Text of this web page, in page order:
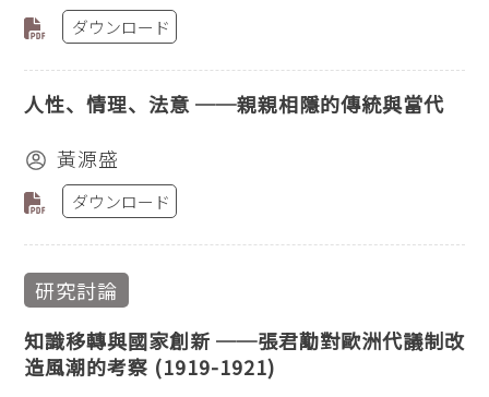
ダウンロード
人性、情理、法意 ──親親相隱的傳統與當代
黃源盛
ダウンロード
研究討論
知識移轉與國家創新 ──張君勱對歐洲代議制改
造風潮的考察 (1919-1921)